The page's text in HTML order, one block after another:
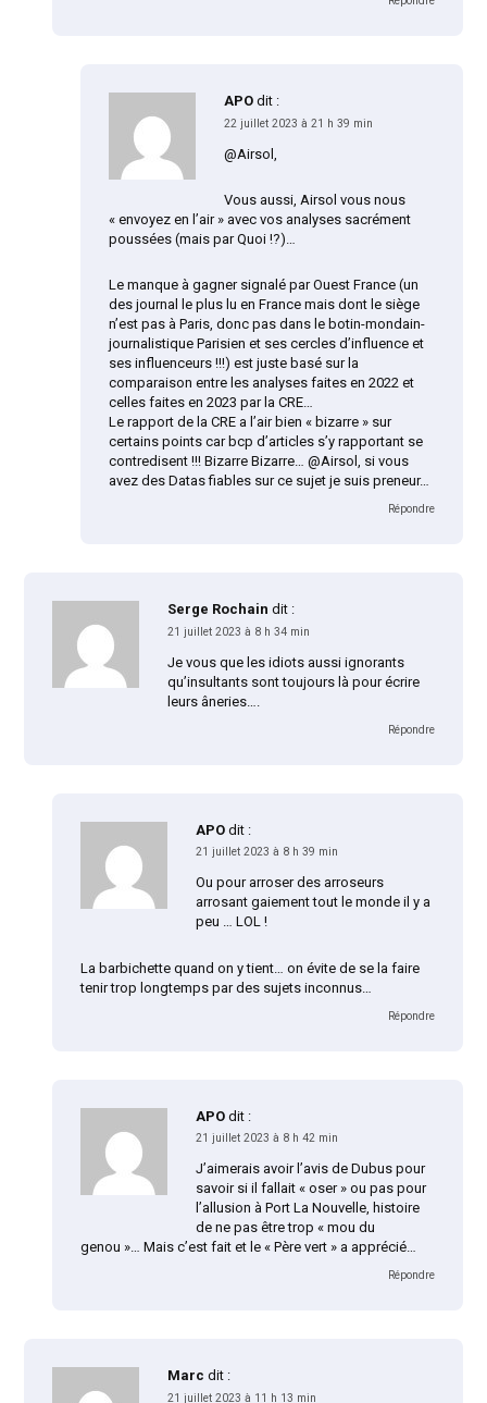
APO dit :
22 juillet 2023 à 21 h 39 min
@Airsol,
Vous aussi, Airsol vous nous
« envoyez en l’air » avec vos analyses sacrément
poussées (mais par Quoi !?)…
Le manque à gagner signalé par Ouest France (un
des journal le plus lu en France mais dont le siège
n’est pas à Paris, donc pas dans le botin-mondain-
journalistique Parisien et ses cercles d’influence et
ses influenceurs !!!) est juste basé sur la
comparaison entre les analyses faites en 2022 et
celles faites en 2023 par la CRE…
Le rapport de la CRE a l’air bien « bizarre » sur
certains points car bcp d’articles s’y rapportant se
contredisent !!! Bizarre Bizarre… @Airsol, si vous
avez des Datas fiables sur ce sujet je suis preneur…
Répondre
Serge Rochain dit :
21 juillet 2023 à 8 h 34 min
Je vous que les idiots aussi ignorants
qu’insultants sont toujours là pour écrire
leurs âneries….
Répondre
APO dit :
21 juillet 2023 à 8 h 39 min
Ou pour arroser des arroseurs
arrosant gaiement tout le monde il y a
peu … LOL !
La barbichette quand on y tient… on évite de se la faire
tenir trop longtemps par des sujets inconnus…
Répondre
APO dit :
21 juillet 2023 à 8 h 42 min
J’aimerais avoir l’avis de Dubus pour
savoir si il fallait « oser » ou pas pour
l’allusion à Port La Nouvelle, histoire
de ne pas être trop « mou du
genou »… Mais c’est fait et le « Père vert » a apprécié…
Répondre
Marc dit :
21 juillet 2023 à 11 h 13 min